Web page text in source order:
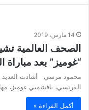
14 مارس، 2019
الصحف العالمية
“غوميز” بعد
محمود مرسي أشادت العديد
الفرنسي، بافيتيمبي غوميز،
أكمل القراءة »